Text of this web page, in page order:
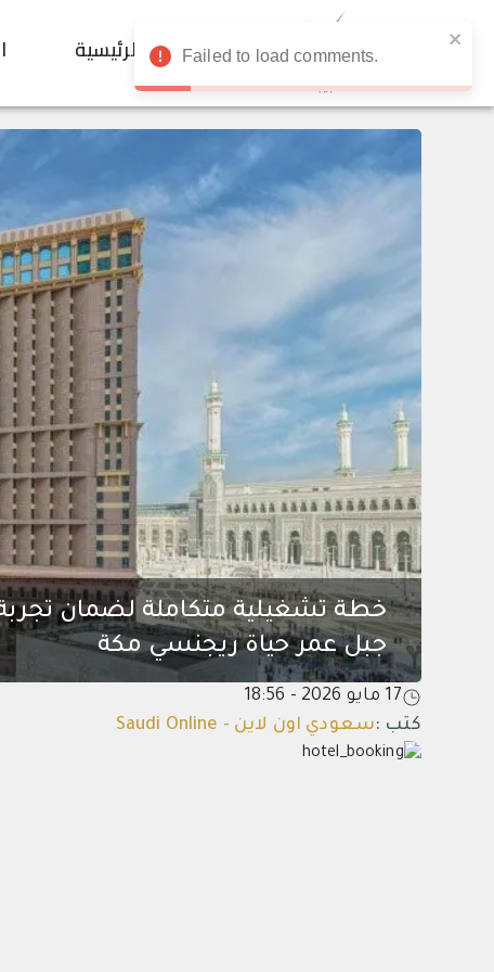
الرئيسية
جبل عمر حياة ريجنسي مكة
17 مايو 2026 - 18:56
كتب :سعودي اون لاين - Saudi Online
Failed to load comments.